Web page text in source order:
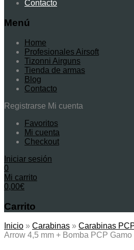
Contacto
Menú
Home
Profesionales Airsoft
Tizonni Airguns
Tienda de armas
Blog
Contacto
Registrarse Mi cuenta
Favoritos
Mi cuenta
Checkout
Iniciar sesión
0
Mi carrito
0,00€
Carrito
Inicio » Carabinas » Carabinas
Arrow 4,5 mm + Bomba PCP